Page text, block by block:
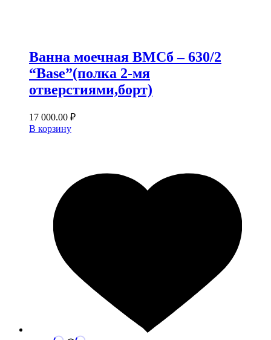
Ванна моечная ВМСб – 630/2
“Base”(полка 2-мя
отверстиями,борт)
17 000.00 ₽
В корзину